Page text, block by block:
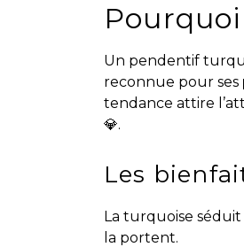
Un pendentif
reconnue pour ses
tendance attire
💎.
Les
La turquoise
la portent.